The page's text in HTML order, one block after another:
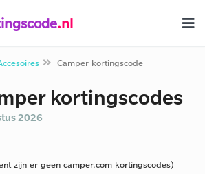
.nl
Camper kortingscode
kortingscodes
2026
zijn er geen camper.com kortingscodes)